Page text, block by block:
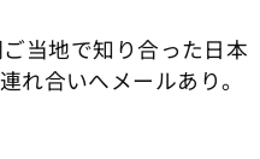
当地で知り合った日本
れ合いへメールあり。